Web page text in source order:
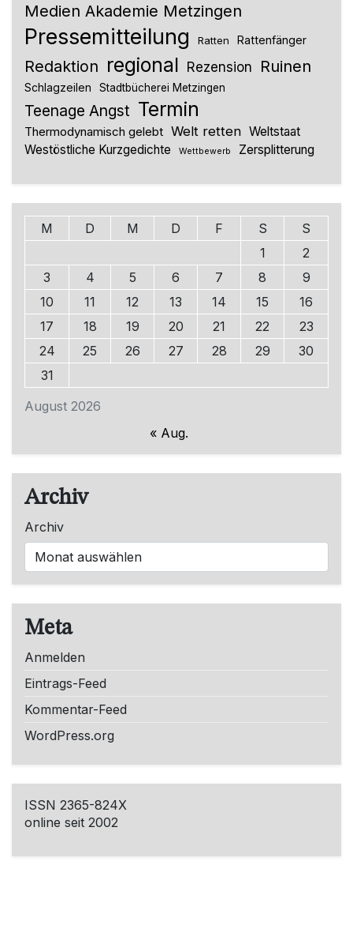
Medien Akademie Metzingen
Pressemitteilung Ratten Rattenfänger
Redaktion regional Rezension Ruinen
Schlagzeilen Stadtbücherei Metzingen
Teenage Angst Termin
Thermodynamisch gelebt Welt retten Weltstaat
Westöstliche Kurzgedichte
Wettbewerb Zersplitterung
August 2026
M D M D F S
S
1
2
3
4 5 6 7 8
9
10
11 12 13 14 15
16
17
18 19 20 21 22
23
24
25 26 27 28 29
30
31
« Aug.
Archiv
Archiv
Meta
Anmelden
Eintrags-Feed
Kommentar-Feed
WordPress.org
ISSN 2365-824X
online seit 2002